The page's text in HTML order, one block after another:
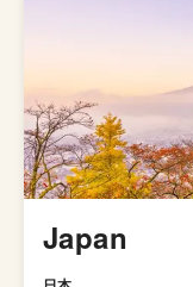
エール」が発明
た。あまりとり
ペールエール」
別のスタイルで扱
園地帯で醸造され
とされています。
よなエール」がこ
ビールビギナーに
Japan